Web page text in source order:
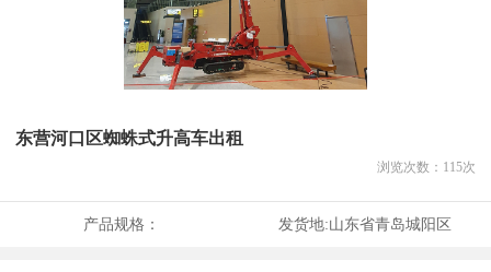
东营河口区蜘蛛式升高车出租
浏览次数： 115次
产品规格： 发货地:山东省青岛城阳区